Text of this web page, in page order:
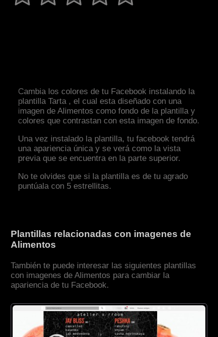
Cambia los colores de tu Facebook instalando la
plantilla Tarta , el cual esta diseñado con una
imagen de Alimentos como fondo de la plantilla y
colores que contrastan con esta imagen de fondo.
Una vez instalado la plantilla, tu facebook tendrá
una apariencia única y se verá como la vista
previa que se encuentra en la parte superior.
No te olvides que si la plantilla es de tu agrado
puntúala con 5 estrellitas.
Plantillas relacionadas con imagenes de
Alimentos
También te puede interesar las siguientes plantillas
con imagenes de Alimentos para cambiar la
apariencia de tu Facebook.